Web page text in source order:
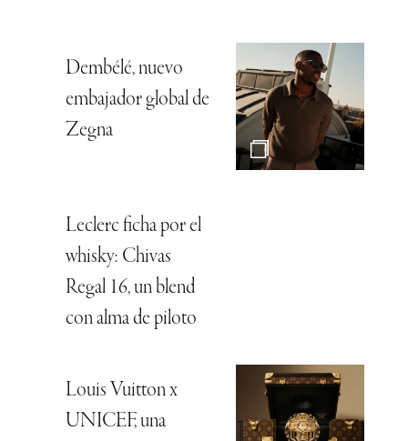
Dembélé, nuevo
embajador global de
Zegna
Leclerc ficha por el
whisky: Chivas
Regal 16, un blend
con alma de piloto
Louis Vuitton x
UNICEF, una